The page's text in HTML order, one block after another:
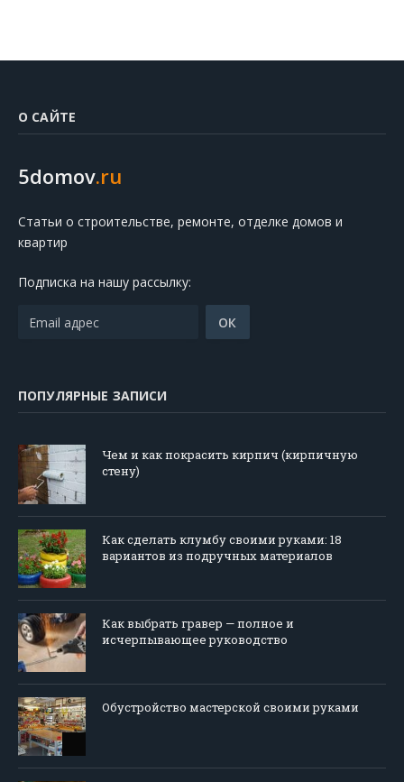
О САЙТЕ
5domov.ru
Статьи о строительстве, ремонте, отделке домов и
квартир
Подписка на нашу рассылку:
ПОПУЛЯРНЫЕ ЗАПИСИ
Чем и как покрасить кирпич (кирпичную
стену)
Как сделать клумбу своими руками: 18
вариантов из подручных материалов
Как выбрать гравер — полное и
исчерпывающее руководство
Обустройство мастерской своими руками